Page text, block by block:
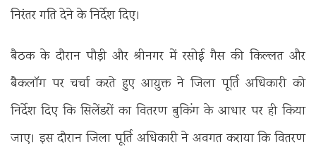
निरंतर गति देने के निर्देश दिए।
​बैठक के दौरान पौड़ी और श्रीनगर में रसोई गैस की किल्लत और
बैकलॉग पर चर्चा करते हुए आयुक्त ने जिला पूर्ति अधिकारी को
निर्देश दिए कि सिलेंडरों का वितरण बुकिंग के आधार पर ही किया
जाए। इस दौरान जिला पूर्ति अधिकारी ने अवगत कराया कि वितरण